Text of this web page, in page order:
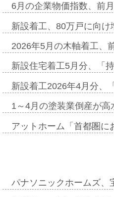
6月の企業物価指数、前
新設着工、80万戸に向
2026年5月の木軸着工、
新設住宅着工5月分、「
新設着工2026年4月分、
1～4月の塗装業倒産が
アットホーム「首都圏
パナソニックホームズ